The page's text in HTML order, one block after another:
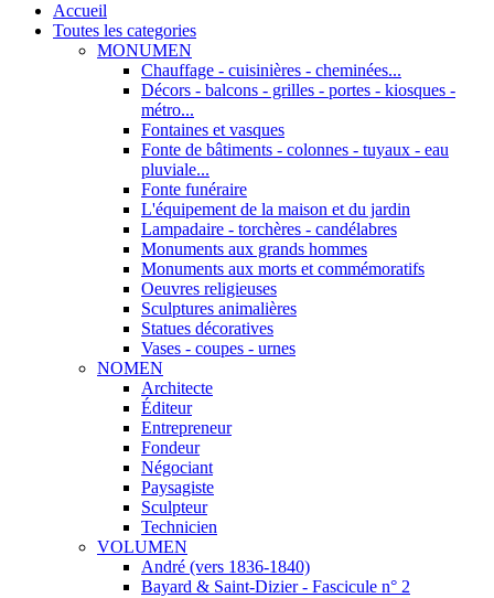
Accueil
Toutes les categories
MONUMEN
Chauffage - cuisinières - cheminées...
Décors - balcons - grilles - portes - kiosques -
métro...
Fontaines et vasques
Fonte de bâtiments - colonnes - tuyaux - eau
pluviale...
Fonte funéraire
L'équipement de la maison et du jardin
Lampadaire - torchères - candélabres
Monuments aux grands hommes
Monuments aux morts et commémoratifs
Oeuvres religieuses
Sculptures animalières
Statues décoratives
Vases - coupes - urnes
NOMEN
Architecte
Éditeur
Entrepreneur
Fondeur
Négociant
Paysagiste
Sculpteur
Technicien
VOLUMEN
André (vers 1836-1840)
Bayard & Saint-Dizier - Fascicule n° 2